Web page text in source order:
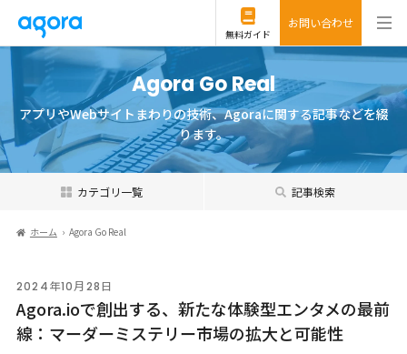
無料ガイド
お問い合わせ
Agora Go Real
アプリやWebサイトまわりの技術、Agoraに関する記事などを綴
ります。
カテゴリ一覧 記事検索
ホーム Agora Go Real
2024年10月28日
Agora.ioで創出する、新たな体験型エンタメの最前
線：マーダーミステリー市場の拡大と可能性